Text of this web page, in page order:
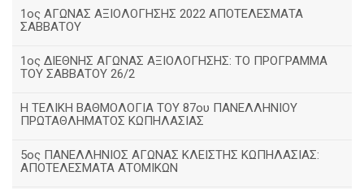
1ος ΑΓΩΝΑΣ ΑΞΙΟΛΟΓΗΣΗΣ 2022 ΑΠΟΤΕΛΕΣΜΑΤΑ
ΣΑΒΒΑΤΟΥ
1ος ΔΙΕΘΝΗΣ ΑΓΩΝΑΣ ΑΞΙΟΛΟΓΗΣΗΣ: ΤΟ ΠΡΟΓΡΑΜΜΑ
ΤΟΥ ΣΑΒΒΑΤΟΥ 26/2
Η ΤΕΛΙΚΗ ΒΑΘΜΟΛΟΓΙΑ ΤΟΥ 87ου ΠΑΝΕΛΛΗΝΙΟΥ
ΠΡΩΤΑΘΛΗΜΑΤΟΣ ΚΩΠΗΛΑΣΙΑΣ
5ος ΠΑΝΕΛΛΗΝΙΟΣ ΑΓΩΝΑΣ ΚΛΕΙΣΤΗΣ ΚΩΠΗΛΑΣΙΑΣ:
ΑΠΟΤΕΛΕΣΜΑΤΑ ΑΤΟΜΙΚΩΝ